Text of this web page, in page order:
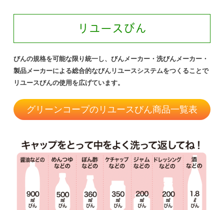
リユースびん
びんの規格を可能な限り統一し、びんメーカー・洗びんメーカー・
製品メーカーによる総合的なびんリユースシステムをつくることで
リユースびんの使用を広げています。
グリーンコープのリユースびん商品一覧表